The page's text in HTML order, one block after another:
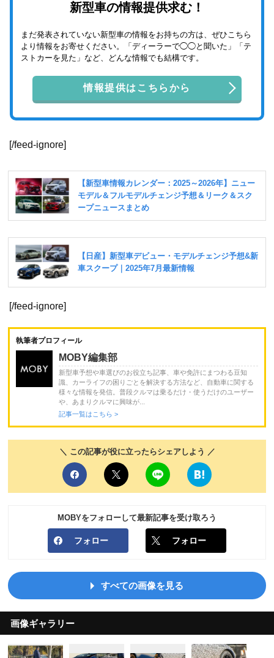
新型車の情報提供求む！
まだ発表されていない新型車の情報をお持ちの方は、ぜひこちら
より情報をお寄せください。「ディーラーで◯◯と聞いた」「テ
ストカーを見た」など、どんな情報でも結構です。
情報提供はこちらから
[/feed-ignore]
[/feed-ignore]
執筆者プロフィール
MOBY編集部
新型車予想や車選びのお役立ち記事、車や免許にまつわる豆知
識、カーライフの困りごとを解決する方法など、自動車に関する
様々な情報を発信。普段クルマは乗るだけ・使うだけのユーザー
や、あまりクルマに興味が...
記事一覧はこちら >
＼ この記事が役に立ったらシェアしよう ／
MOBYをフォローして最新記事を受け取ろう
フォロー フォロー
すべての画像を見る
画像ギャラリー